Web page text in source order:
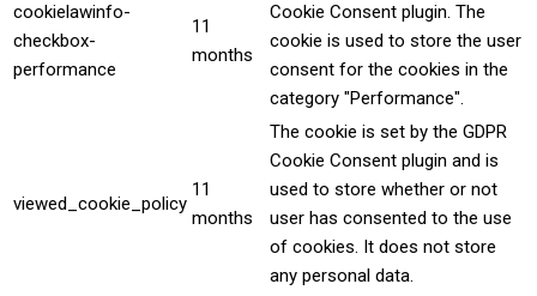
cookielawinfo-
checkbox-
performance
11
months
Cookie Consent plugin. The
cookie is used to store the user
consent for the cookies in the
category "Performance".
viewed_cookie_policy
11
months
The cookie is set by the GDPR
Cookie Consent plugin and is
used to store whether or not
user has consented to the use
of cookies. It does not store
any personal data.